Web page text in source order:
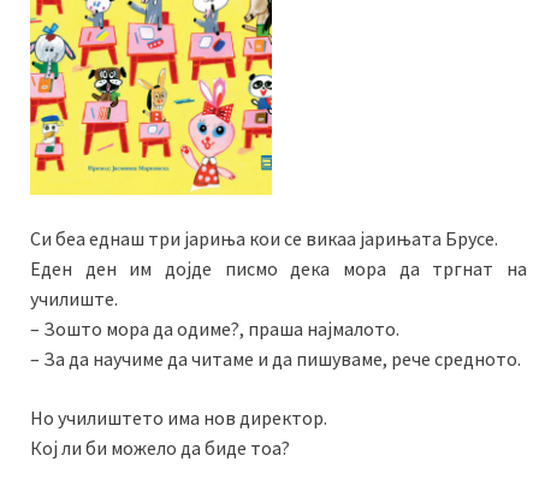
Си беа еднаш три јариња кои се викаа јарињата Брусе.
Еден ден им дојде писмо дека мора да тргнат на
училиште.
– Зошто мора да одиме?, праша најмалото.
– За да научиме да читаме и да пишуваме, рече средното.
Но училиштето има нов директор.
Кој ли би можело да биде тоа?